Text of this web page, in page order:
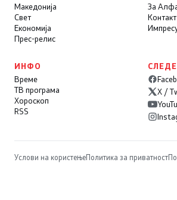
Македонија
Свет
Економија
Прес-релис
За
Контакт
ИНФО
Време
ТВ програма
Хороскоп
RSS
X /
Услови на користењеПолитика за приватност